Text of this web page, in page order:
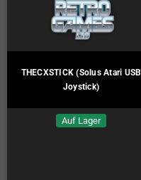
THECXSTICK (Solus Atari USB
Joystick)
Auf Lager